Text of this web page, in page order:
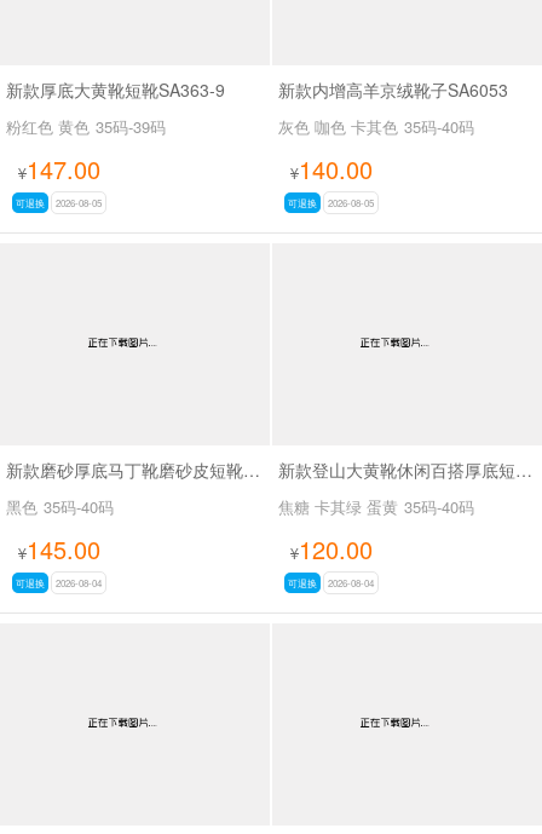
新款厚底大黄靴短靴SA363-9
粉红色 黄色 35码-39码
¥147.00
可退换 2026-08-05
新款内增高羊京绒靴子SA6053
灰色 咖色 卡其色 35码-40码
¥140.00
可退换 2026-08-05
新款磨砂厚底马丁靴磨砂皮短靴SA7062
黑色 35码-40码
¥145.00
可退换 2026-08-04
新款登山大黄靴休闲百搭厚底短靴马丁靴SA2676
焦糖 卡其绿 蛋黄 35码-40码
¥120.00
可退换 2026-08-04